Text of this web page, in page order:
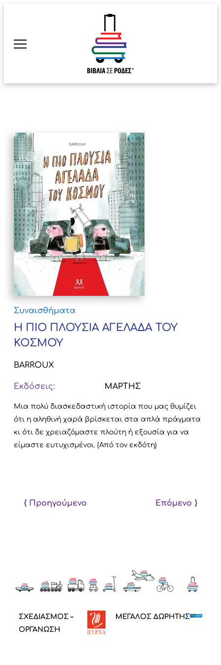
Συναισθήματα
Η ΠΙΟ ΠΛΟΥΣΙΑ ΑΓΕΛΑΔΑ ΤΟΥ
ΚΟΣΜΟΥ
BARROUX
Εκδόσεις: ΜΑΡΤΗΣ
Μια πολύ διασκεδαστική ιστορία που μας θυμίζει
ότι η αληθινή χαρά βρίσκεται στα απλά πράγματα
κι ότι δε χρειαζόμαστε πλούτη ή εξουσία για να
είμαστε ευτυχισμένοι. (Από τον εκδότη)
⟨ Προηγούμενο Επόμενο ⟩
ΣΧΕΔΙΑΣΜΟΣ –
ΟΡΓΑΝΩΣΗ
ΜΕΓΑΛΟΣ ΔΩΡΗΤΗΣ